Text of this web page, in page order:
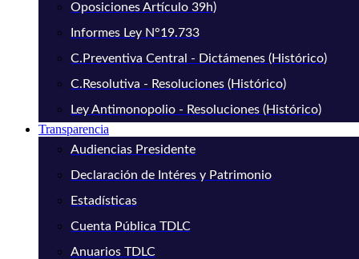
Oposiciones Artículo 39h)
Informes Ley N°19.733
C.Preventiva Central - Dictámenes (Histórico)
C.Resolutiva - Resoluciones (Histórico)
Ley Antimonopolio - Resoluciones (Histórico)
Transparencia
Audiencias Presidente
Declaración de Intéres y Patrimonio
Estadísticas
Cuenta Pública TDLC
Anuarios TDLC